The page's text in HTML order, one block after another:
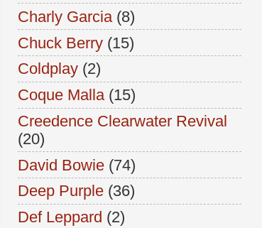
Charly Garcia (8)
Chuck Berry (15)
Coldplay (2)
Coque Malla (15)
Creedence Clearwater Revival
(20)
David Bowie (74)
Deep Purple (36)
Def Leppard (2)